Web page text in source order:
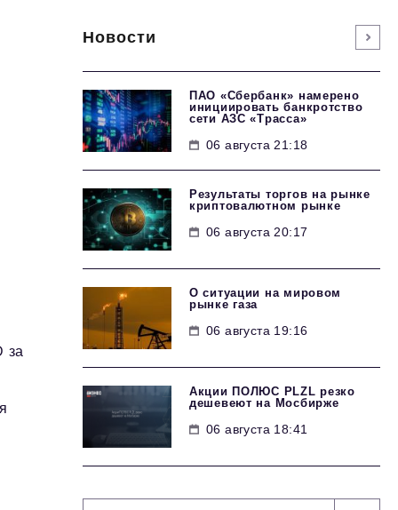
за
Новости
ПАО «Сбербанк» намерено
инициировать банкротство
сети АЗС «Трасса»
06 августа 21:18
Результаты торгов на рынке
криптовалютном рынке
06 августа 20:17
О ситуации на мировом
рынке газа
06 августа 19:16
Акции ПОЛЮС PLZL резко
дешевеют на Мосбирже
06 августа 18:41